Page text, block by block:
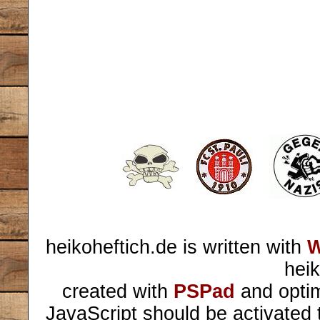
heikoheftich.de is written with
created with PSPad and
JavaScript should be